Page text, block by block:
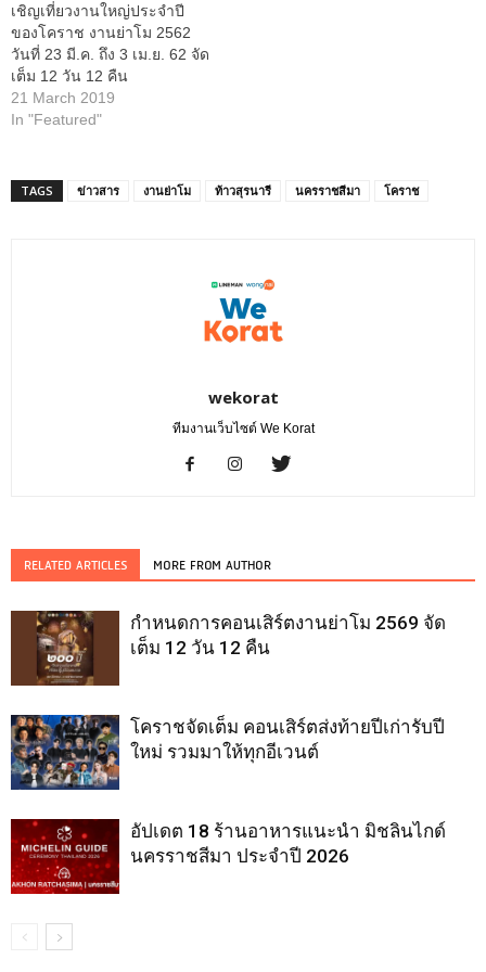
เชิญเที่ยวงานใหญ่ประจำปี
ของโคราช งานย่าโม 2562
วันที่ 23 มี.ค. ถึง 3 เม.ย. 62 จัด
เต็ม 12 วัน 12 คืน
21 March 2019
In "Featured"
TAGS ข่าวสาร งานย่าโม ท้าวสุรนารี นครราชสีมา โคราช
wekorat
ทีมงานเว็บไซต์ We Korat
RELATED ARTICLES MORE FROM AUTHOR
กำหนดการคอนเสิร์ตงานย่าโม 2569 จัด
เต็ม 12 วัน 12 คืน
โคราชจัดเต็ม คอนเสิร์ตส่งท้ายปีเก่ารับปี
ใหม่ รวมมาให้ทุกอีเวนต์
อัปเดต 18 ร้านอาหารแนะนำ มิชลินไกด์
นครราชสีมา ประจำปี 2026